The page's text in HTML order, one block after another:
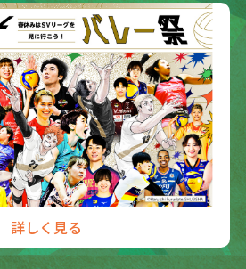
詳しく見る